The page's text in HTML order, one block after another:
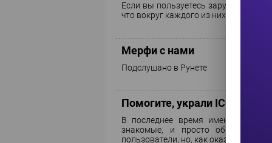
Если вы пользуетесь зарубежными
что вокруг каждого из них
Мерфи с нами
Подслушано в Рунете
Помогите, украли ICQ!
В последнее время именно с
знакомые, и просто
пользователи, но, как оказалось, не